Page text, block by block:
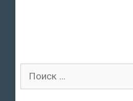
Поиск